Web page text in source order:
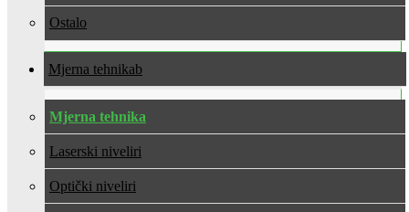
Ostalo
Mjerna tehnika
Mjerna tehnika
Laserski niveliri
Optički niveliri